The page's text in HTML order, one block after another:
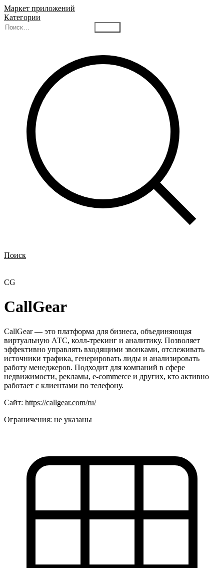
Маркет приложений
Категории
Поиск
CG
CallGear
CallGear — это платформа для бизнеса, объединяющая
виртуальную АТС, колл-трекинг и аналитику. Позволяет
эффективно управлять входящими звонками, отслеживать
источники трафика, генерировать лиды и анализировать
работу менеджеров. Подходит для компаний в сфере
недвижимости, рекламы, e-commerce и других, кто активно
работает с клиентами по телефону.
Сайт: https://callgear.com/ru/
Ограничения: не указаны